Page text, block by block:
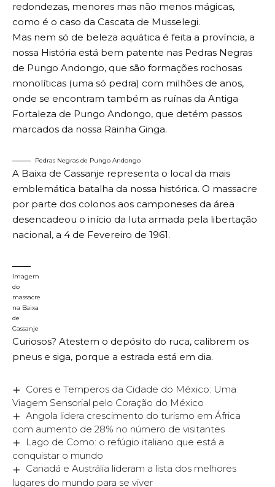
redondezas, menores mas não menos mágicas,
como é o caso da Cascata de Musselegi.
Mas nem só de beleza aquática é feita a província, a
nossa História está bem patente nas Pedras Negras
de Pungo Andongo, que são formações rochosas
monolíticas (uma só pedra) com milhões de anos,
onde se encontram também as ruínas da Antiga
Fortaleza de Pungo Andongo, que detém passos
marcados da nossa Rainha Ginga.
Pedras Negras de Pungo Andongo
A Baixa de Cassanje representa o local da mais
emblemática batalha da nossa histórica. O massacre
por parte dos colonos aos camponeses da área
desencadeou o início da luta armada pela libertação
nacional, a 4 de Fevereiro de 1961.
Imagem
do
massacre
na Baixa
de
Cassanje
Curiosos? Atestem o depósito do ruca, calibrem os
pneus e siga, porque a estrada está em dia.
Cores e Temperos da Cidade do México: Uma
Viagem Sensorial pelo Coração do México
Angola lidera crescimento do turismo em África
com aumento de 28% no número de visitantes
Lago de Como: o refúgio italiano que está a
conquistar o mundo
Canadá e Austrália lideram a lista dos melhores
lugares do mundo para se viver